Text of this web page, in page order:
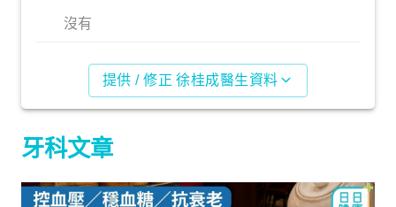
沒有
提供 / 修正 徐桂成醫生資料
牙科文章